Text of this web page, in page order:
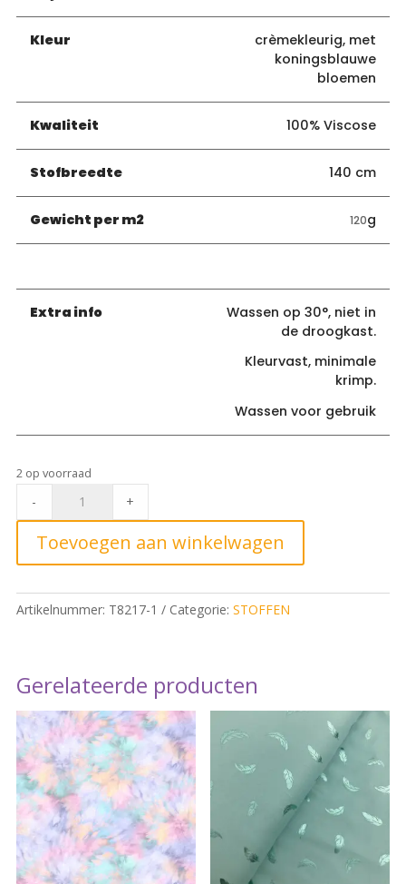
Kleur
crèmekleurig, met
koningsblauwe
bloemen
Kwaliteit 100% Viscose
Stofbreedte 140 cm
Gewicht per m2 120g
Extra info
Wassen op 30°, niet in
de droogkast.
Kleurvast, minimale
krimp.
Wassen voor gebruik
2 op voorraad
Viscose
quantity
- +
Toevoegen aan winkelwagen
Artikelnummer: T8217-1 Categorie: STOFFEN
Gerelateerde producten